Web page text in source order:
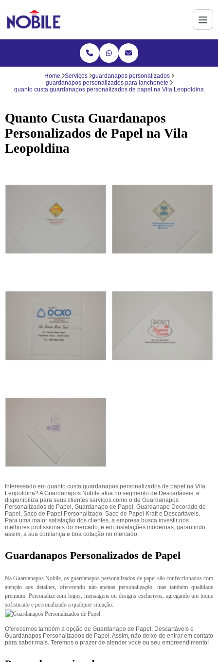
Home Serviços
guardanapos personalizados
guardanapos personalizados para lanchonete
quanto custa guardanapos personalizados de papel na Vila Leopoldina
Quanto Custa Guardanapos
Personalizados de Papel na Vila
Leopoldina
Interessado em quanto custa guardanapos personalizados de papel na Vila
Leopoldina? A Guardanapos Nobile atua no segmento de Descartáveis, e
disponibiliza para seus clientes serviços como o de Guardanapos
Personalizados de Papel, Guardanapo de Papel, Guardanapo Decorado de
Papel, Saco de Papel Personalizado, Saco de Papel Kraft e Descartáveis.
Para uma maior satisfação dos clientes, a empresa busca investir nos
melhores profissionais do mercado, e em instalações modernas, garantindo
assim, a sua confiança e boa cotação no mercado.
Guardanapos Personalizados de Papel
Na Guardanapos Nobile, os guardanapos personalizados de papel são confeccionados com
atenção aos detalhes, oferecendo não apenas personalização, mas também qualidade
premium. Personalize com logos, mensagens ou designs exclusivos, agregando um toque
sofisticado e personalizado a qualquer situação.
Oferecemos também a opção de Guardanapo de Papel, Descartáveis e
Guardanapos Personalizados de Papel. Assim, não deixe de entrar em contato
para saber mais. Teremos o prazer de atender você ou seu empreendimento!